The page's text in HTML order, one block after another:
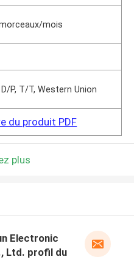
mois
P, T/T, Western Union
du produit PDF
plus
Electronic
Ltd. profil du